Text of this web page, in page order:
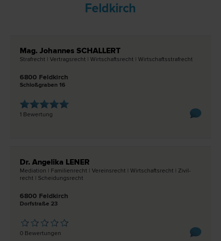
Feldkirch
Mag. Johannes SCHALLERT
Straf­recht | Vertrags­recht | Wirtschafts­recht | Wirtschaftsstraf­recht
6800 Feldkirch
Schloßgraben 16
1 Bewertung
Dr. Angelika LENER
Mediation | Familien­recht | Vereins­recht | Wirtschafts­recht | Zivil­
recht | Scheidungs­recht
6800 Feldkirch
Dorfstraße 23
0 Bewertungen